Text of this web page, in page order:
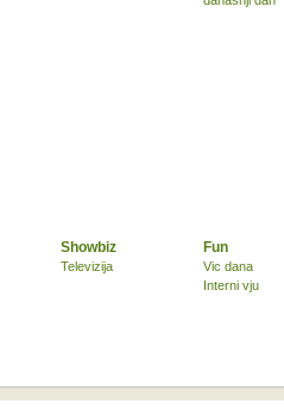
Showbiz
Televizija
Fun
Vic dana
Interni vju